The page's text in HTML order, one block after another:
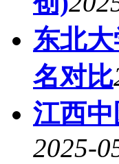
东北
名对比
江西
2025-